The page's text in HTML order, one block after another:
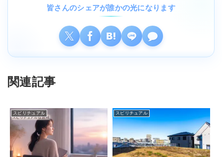
皆さんのシェアが誰かの光になります
関連記事
スピリチュアル スピリチュアル